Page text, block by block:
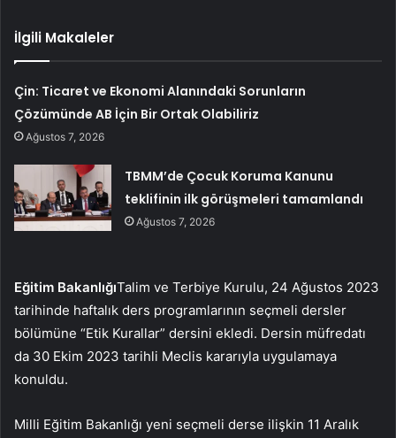
İlgili Makaleler
Çin: Ticaret ve Ekonomi Alanındaki Sorunların
Çözümünde AB İçin Bir Ortak Olabiliriz
Ağustos 7, 2026
TBMM’de Çocuk Koruma Kanunu
teklifinin ilk görüşmeleri tamamlandı
Ağustos 7, 2026
Eğitim BakanlığıTalim ve Terbiye Kurulu, 24 Ağustos 2023
tarihinde haftalık ders programlarının seçmeli dersler
bölümüne “Etik Kurallar” dersini ekledi. Dersin müfredatı
da 30 Ekim 2023 tarihli Meclis kararıyla uygulamaya
konuldu.
Milli Eğitim Bakanlığı yeni seçmeli derse ilişkin 11 Aralık